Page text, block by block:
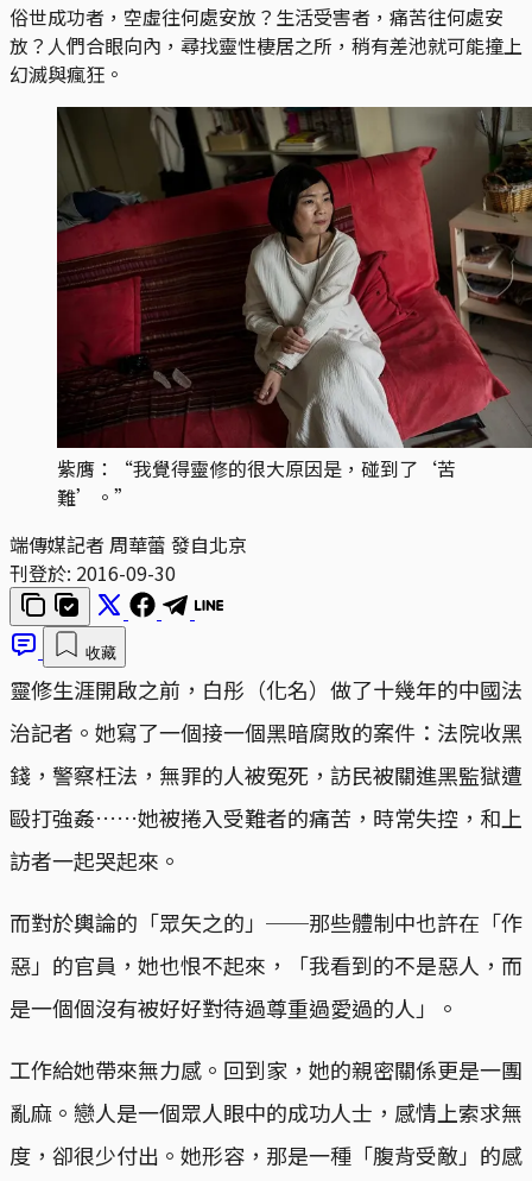
俗世成功者，空虛往何處安放？生活受害者，痛苦往何處安
放？人們合眼向內，尋找靈性棲居之所，稍有差池就可能撞上
幻滅與瘋狂。
紫膺：“我覺得靈修的很大原因是，碰到了‘苦
難’。”
端傳媒記者 周華蕾 發自北京
刊登於: 2016-09-30
收藏
靈修生涯開啟之前，白彤（化名）做了十幾年的中國法
治記者。她寫了一個接一個黑暗腐敗的案件：法院收黑
錢，警察枉法，無罪的人被冤死，訪民被關進黑監獄遭
毆打強姦……她被捲入受難者的痛苦，時常失控，和上
訪者一起哭起來。
而對於輿論的「眾矢之的」──那些體制中也許在「作
惡」的官員，她也恨不起來，「我看到的不是惡人，而
是一個個沒有被好好對待過尊重過愛過的人」。
工作給她帶來無力感。回到家，她的親密關係更是一團
亂麻。戀人是一個眾人眼中的成功人士，感情上索求無
度，卻很少付出。她形容，那是一種「腹背受敵」的感